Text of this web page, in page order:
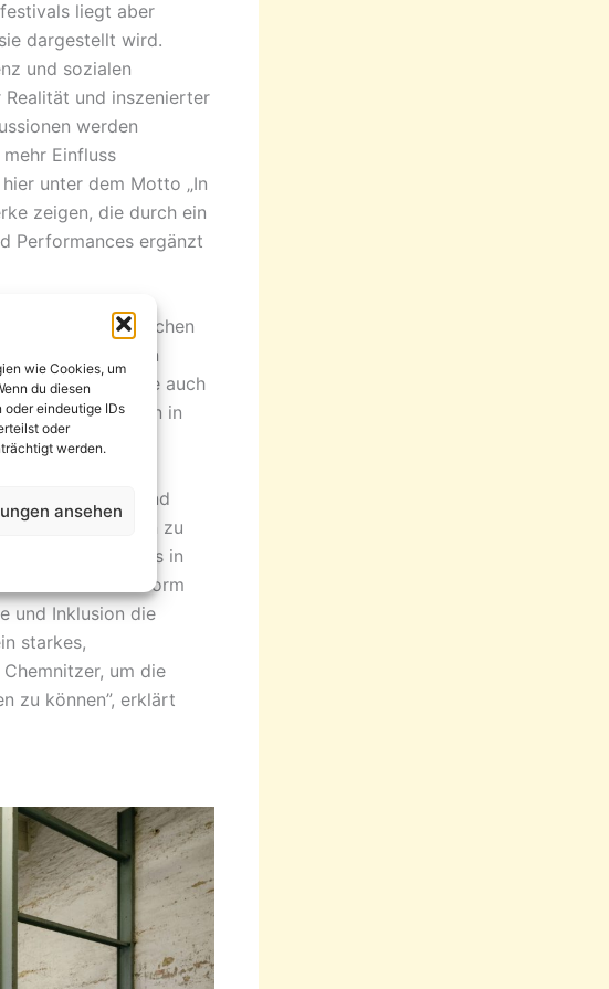
wie Cookies, um
du diesen
eindeutige IDs
oder
werden.
ansehen
liegt aber
dargestellt wird.
und sozialen
und inszenierter
werden
Einfluss
unter dem Motto „In
zeigen, die durch ein
Performances ergänzt
dass alle Menschen
oder körperlichen
sind die Texte auch
sowie Führungen in
das Kunstfestival
des
und
zu
gibt es in
99Funken-Plattform
und Inklusion die
starkes,
um die
zu können”, erklärt